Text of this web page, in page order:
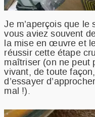
Je m’aperçois que
vous aviez souvent
la mise en œuvre et
réussir cette étape
maîtriser (on ne peut
vivant, de toute
d’essayer
mal !).